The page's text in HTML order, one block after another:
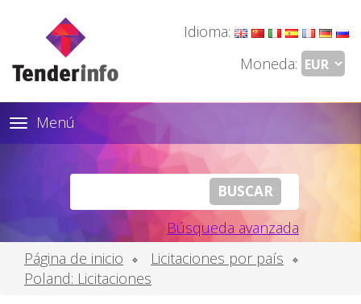
Idioma:
Moneda:
Toggle
navigation
Menú
Búsqueda avanzada
Página de inicio
Licitaciones por país
Poland: Licitaciones